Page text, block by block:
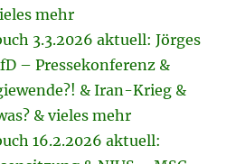
mehr
3.3.2026 aktuell: Jörges
– Pressekonferenz &
& Iran-Krieg &
& vieles mehr
16.2.2026 aktuell: